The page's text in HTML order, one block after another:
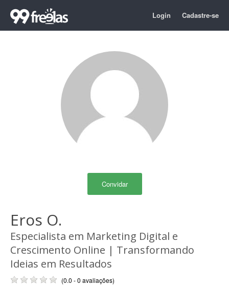
Login Cadastre-se
Convidar
Eros O.
Especialista em Marketing Digital e
Crescimento Online | Transformando
Ideias em Resultados
(0.0 - 0 avaliações)